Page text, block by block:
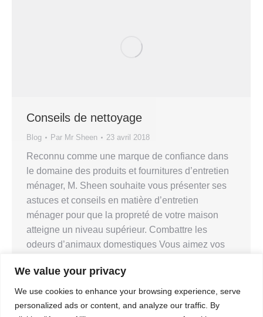
We value your privacy
We use cookies to enhance your browsing experience, serve
personalized ads or content, and analyze our traffic. By
Conseils de nettoyage
Blog Par Mr Sheen 23 avril 2018
Reconnu comme une marque de confiance dans
le domaine des produits et fournitures d’entretien
ménager, M. Sheen souhaite vous présenter ses
astuces et conseils en matière d’entretien
ménager pour que la propreté de votre maison
atteigne un niveau supérieur. Combattre les
odeurs d’animaux domestiques Vous aimez vos
vous…